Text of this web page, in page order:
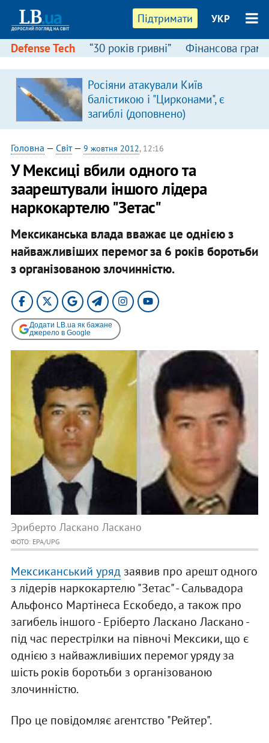
Підтримати УКР
Defense Tech “30 років гривні” Фінансова
Росіяни атакували Київ
балістикою і "Цирконами", є
загиблі (доповнено)
Головна — Світ— 9 жовтня 2012, 12:16
У Мексиці вбили одного та
заарештували іншого лідера
наркокартелю "Зетас"
Мексиканська влада вважає це однією з
найважливіших перемог за 6 років боротьби
з організованою злочинністю.
Додати LB.ua як бажане
джерело в Google
Эриберто Ласкано Ласкано
ФОТО: EPA/UPG
Мексиканський урядзаявив про арешт одного
з лідерів наркокартелю "Зетас" - Сальвадора
Альфонсо Мартінеса Ескобедо, а також про
загибель іншого - Еріберто Ласкано Ласкано -
під час перестрілки на півночі Мексики, що є
однією з найважливіших перемог уряду за
шість років боротьби з організованою
злочинністю.
Про це повідомляє агентство "Рейтер".